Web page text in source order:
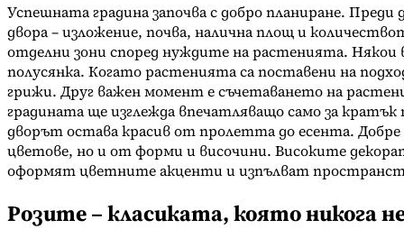
Успешната градина започва с добро планиране.
двора – изложение, почва, налична площ и
отделни зони според нуждите на растенията. Някои
полусянка. Когато растенията са поставени на
грижи. Друг важен момент е съчетаването на
градината ще изглежда впечатляващо само за
дворът остава красив от пролетта до есента. Добре
цветове, но и от форми и височини. Високите
оформят цветните акценти и изпълват
Розите – класиката, която никога